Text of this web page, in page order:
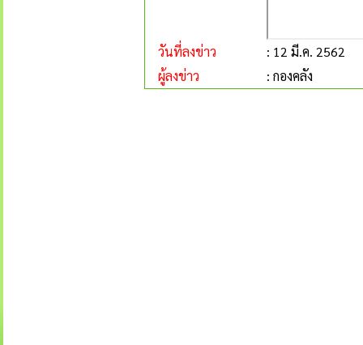
วันที่ลงข่าว
: 12 มี.ค. 2562
ผู้ลงข่าว
: กองคลัง